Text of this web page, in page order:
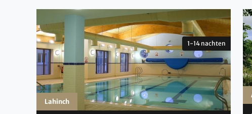
1-14 nachten
Lahinch